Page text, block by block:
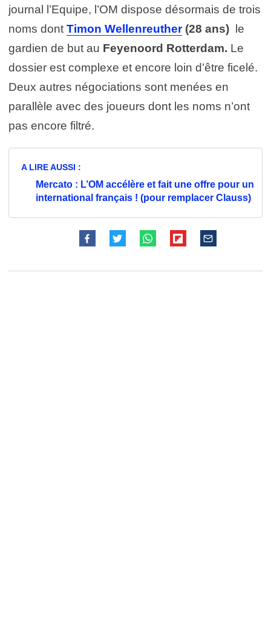
journal l’Equipe, l’OM dispose désormais de trois
noms dont Timon Wellenreuther(28 ans)
le
gardien de but au Feyenoord Rotterdam. Le
dossier est complexe et encore loin d’être ficelé.
Deux autres négociations sont menées en
parallèle avec des joueurs dont les noms n’ont
pas encore filtré.
A LIRE AUSSI :
Mercato : L’OM accélère et fait une offre pour un
international français ! (pour remplacer Clauss)